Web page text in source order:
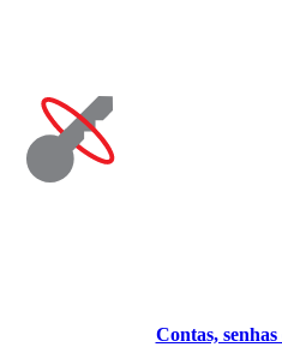
Contas, senhas